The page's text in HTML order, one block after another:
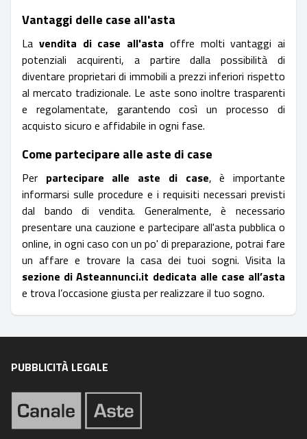
Vantaggi delle case all'asta
La vendita di case all'asta offre molti vantaggi ai
potenziali acquirenti, a partire dalla possibilità di
diventare proprietari di immobili a prezzi inferiori rispetto
al mercato tradizionale. Le aste sono inoltre trasparenti
e regolamentate, garantendo così un processo di
acquisto sicuro e affidabile in ogni fase.
Come partecipare alle aste di case
Per partecipare alle aste di case, è importante
informarsi sulle procedure e i requisiti necessari previsti
dal bando di vendita. Generalmente, è necessario
presentare una cauzione e partecipare all'asta pubblica o
online, in ogni caso con un po' di preparazione, potrai fare
un affare e trovare la casa dei tuoi sogni. Visita la
sezione di Asteannunci.it dedicata alle case all’asta
e trova l’occasione giusta per realizzare il tuo sogno.
PUBBLICITÀ LEGALE